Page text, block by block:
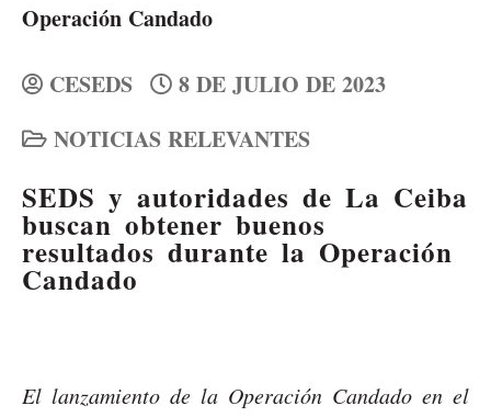
Operación Candado
CESEDS
8 DE JULIO DE 2023
NOTICIAS RELEVANTES
SEDS y autoridades de La Ceiba
buscan obtener buenos
resultados durante la Operación
Candado
El lanzamiento de la Operación Candado en el